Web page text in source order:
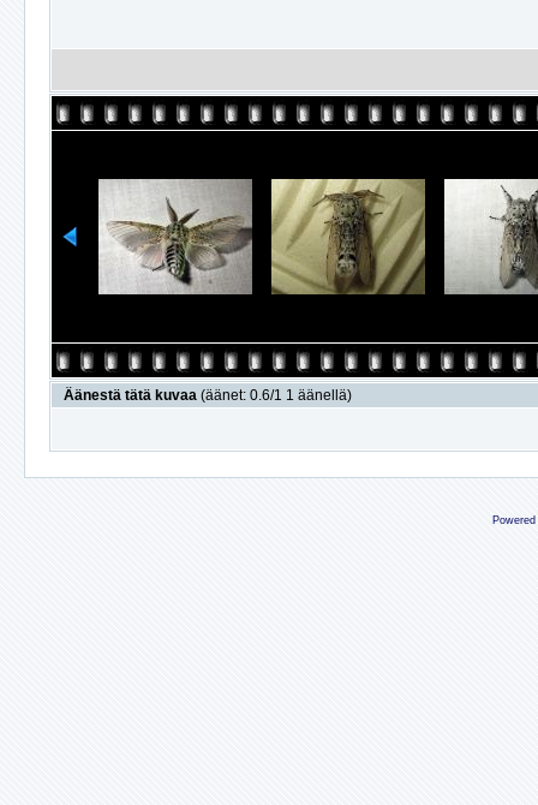
Äänestä tätä kuvaa (äänet: 0.6/1 1 äänellä)